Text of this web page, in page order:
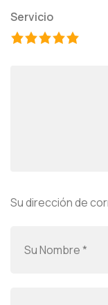
Servicio
Su dirección de